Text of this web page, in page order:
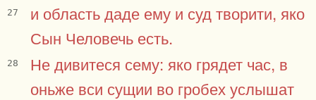
27
и область даде ему и суд творити, яко
Сын Человечь есть.
28
Не дивитеся сему: яко грядет час, в
оньже вси сущии во гробех услышат